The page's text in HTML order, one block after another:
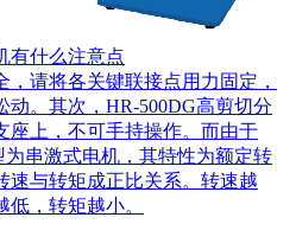
有什么注意点
，请将各关键联接点用力固定，
动。其次，HR-500DG高剪切分
座上，不可手持操作。而由于
为串激式电机，其特性为额定转
速与转矩成正比关系。转速越
，转矩越小。